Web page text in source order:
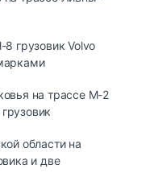
грузовик Volvo
на трассе М-2
области на
и две